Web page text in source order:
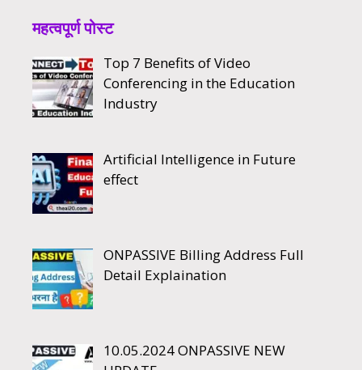
महत्वपूर्ण पोस्ट
Top 7 Benefits of Video
Conferencing in the Education
Industry
Artificial Intelligence in Future
effect
ONPASSIVE Billing Address Full
Detail Explaination
10.05.2024 ONPASSIVE NEW